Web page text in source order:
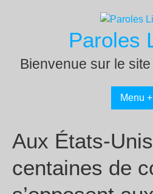
Paroles
Bienvenue sur le
Menu +
Aux États-
centaines de